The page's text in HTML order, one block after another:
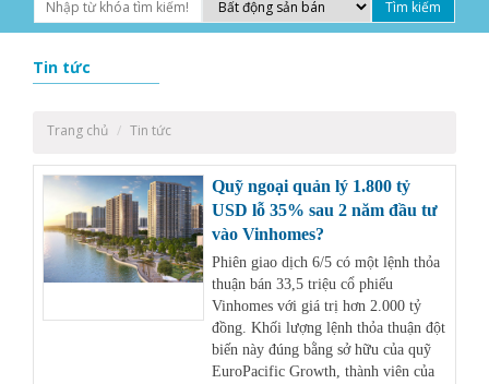
Tin tức
Trang chủ Tin tức
Quỹ ngoại quản lý 1.800 tỷ
USD lỗ 35% sau 2 năm đầu tư
vào Vinhomes?
Phiên giao dịch 6/5 có một lệnh thỏa
thuận bán 33,5 triệu cổ phiếu
Vinhomes với giá trị hơn 2.000 tỷ
đồng. Khối lượng lệnh thỏa thuận đột
biến này đúng bằng sở hữu của quỹ
EuroPacific Growth, thành viên của